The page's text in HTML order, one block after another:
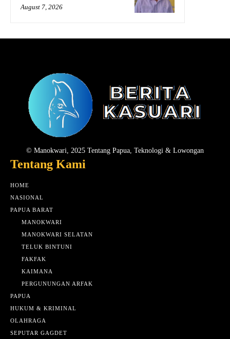
August 7, 2026
© Manokwari, 2025 Tentang Papua, Teknologi & Lowongan
Tentang Kami
HOME
NASIONAL
PAPUA BARAT
MANOKWARI
MANOKWARI SELATAN
TELUK BINTUNI
FAKFAK
KAIMANA
PERGUNUNGAN ARFAK
PAPUA
HUKUM & KRIMINAL
OLAHRAGA
SEPUTAR GAGDET